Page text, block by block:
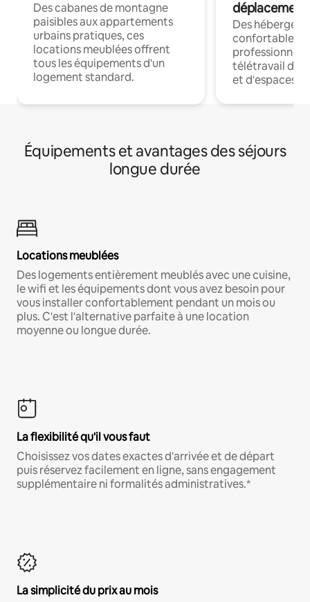
Des cabanes de montagne
paisibles aux appartements
urbains pratiques, ces
locations meublées offrent
tous les équipements d'un
logement standard.
déplacement
Des
confortables
professionnels
télétravail
et d'espaces
Équipements et avantages des séjours
longue durée
Locations meublées
Des logements entièrement meublés avec une cuisine,
le wifi et les équipements dont vous avez besoin pour
vous installer confortablement pendant un mois ou
plus. C'est l'alternative parfaite à une location
moyenne ou longue durée.
La flexibilité qu'il vous faut
Choisissez vos dates exactes d'arrivée et de départ
puis réservez facilement en ligne, sans engagement
supplémentaire ni formalités administratives.*
La simplicité du prix au mois